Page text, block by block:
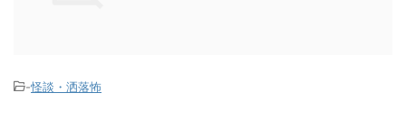
-怪談・洒落怖